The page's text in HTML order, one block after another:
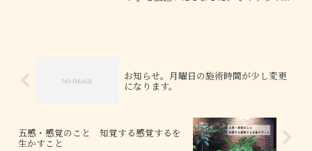
お知らせ。月曜日の施術時間が少し変更
になります。
五感・感覚のこと 知覚する感覚するを
生かすこと